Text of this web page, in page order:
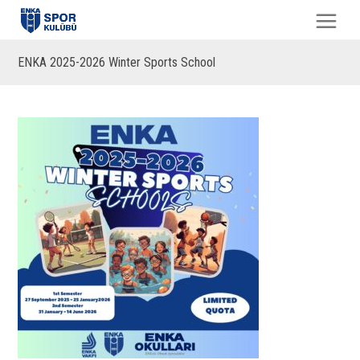
ENKA 2025-2026 Winter Sports School